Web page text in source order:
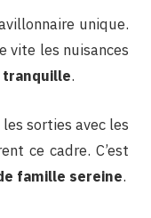
unique.
vite les nuisances
.
sorties avec les
ce cadre. C’est
famille sereine.